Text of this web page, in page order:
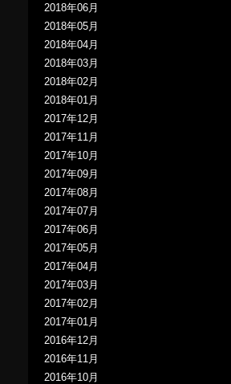
2018年06月
2018年05月
2018年04月
2018年03月
2018年02月
2018年01月
2017年12月
2017年11月
2017年10月
2017年09月
2017年08月
2017年07月
2017年06月
2017年05月
2017年04月
2017年03月
2017年02月
2017年01月
2016年12月
2016年11月
2016年10月